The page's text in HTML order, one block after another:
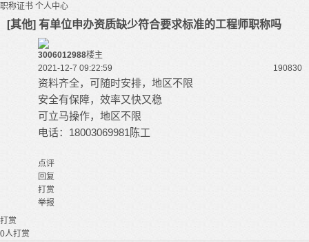
职称证书 个人中心
[其他] 有单位申办资质缺少符合要求标准的工程师职称吗
3006012988楼主
2021-12-7 09:22:59
190830
资料齐全，可随时安排，地区不限
安全有保障，效率又快又稳
可立马操作，地区不限
电话：18003069981陈工
点评
回复
打赏
举报
打赏
0人打赏